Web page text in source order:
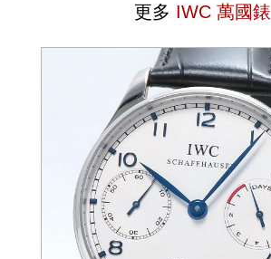
更多 IWC 萬國錶